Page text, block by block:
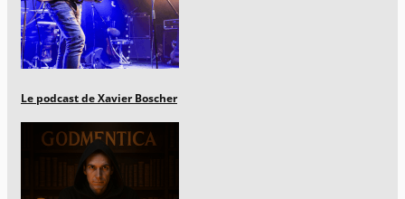
Le podcast de Xavier Boscher